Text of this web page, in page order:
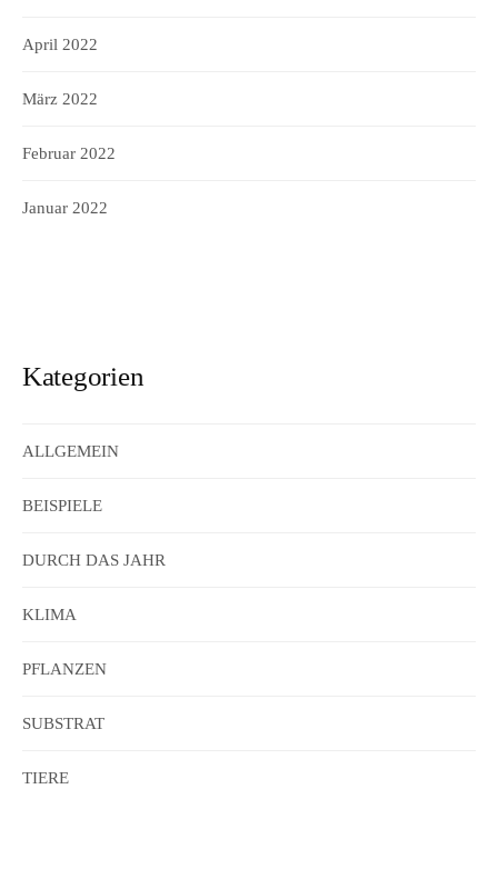
April 2022
März 2022
Februar 2022
Januar 2022
Kategorien
ALLGEMEIN
BEISPIELE
DURCH DAS JAHR
KLIMA
PFLANZEN
SUBSTRAT
TIERE